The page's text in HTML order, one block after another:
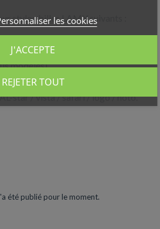
stylos billes LAMY suivants :
modèles)
star / vista / safari / logo / noto.
été publié pour le moment.
les cookies
REJETER TOUT
J'ACCEPTE